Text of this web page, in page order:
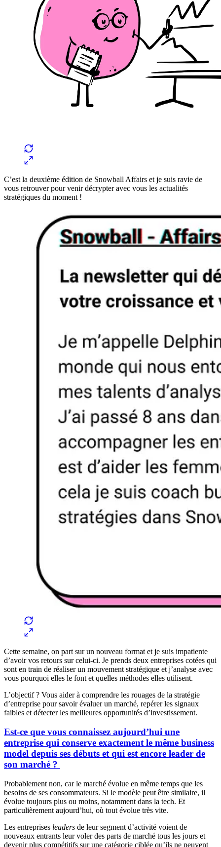
C’est la deuxième édition de Snowball Affairs et je suis ravie de
vous retrouver pour venir décrypter avec vous les actualités
stratégiques du moment !
Cette semaine, on part sur un nouveau format et je suis impatiente
d’avoir vos retours sur celui-ci. Je prends deux entreprises cotées qui
sont en train de réaliser un mouvement stratégique et j’analyse avec
vous pourquoi elles le font et quelles méthodes elles utilisent.
L’objectif ? Vous aider à comprendre les rouages de la stratégie
d’entreprise pour savoir évaluer un marché, repérer les signaux
faibles et détecter les meilleures opportunités d’investissement.
Est-ce que vous connaissez aujourd’hui une
entreprise qui conserve exactement le même business
model depuis ses débuts et qui est encore leader de
son marché ?
Probablement non, car le marché évolue en même temps que les
besoins de ses consommateurs. Si le modèle peut être similaire, il
évolue toujours plus ou moins, notamment dans la tech. Et
particulièrement aujourd’hui, où tout évolue très vite.
Les entreprises leaders de leur segment d’activité voient de
nouveaux entrants leur voler des parts de marché tous les jours et
devenir plus compétitifs sur une catégorie ciblée qu’ils ne peuvent